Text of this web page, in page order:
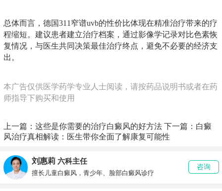
总体而言，德国311窄谱uvb的性价比体现在精准治疗带来的疗
程缩短。建议患者建立治疗档案，通过影像学记录对比色素恢
复情况，与医生共同决策最佳治疗终点，避免不必要的经济支
出。
本广告仅供医学药学专业人士阅读，请按药品说明书或者在药
师指导下购买和使用
上一篇： 这些是你需要的治疗白癜风的好方法 下一篇： 白癜
风治疗真相解读：医生带你全面了解康复可能性
刘惠莉 六科主任
擅长儿童白癜风，青少年、脸部白癜风诊疗
咨询